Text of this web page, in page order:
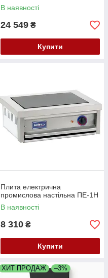
В наявності
24 549 ₴
Купити
Плита електрична
промислова настільна ПЕ-1Н
В наявності
8 310 ₴
Купити
ХИТ ПРОДАЖ –3%